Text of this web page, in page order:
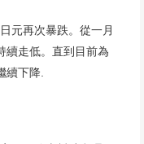
元再次暴跌。從一月
續走低。直到目前為
續下降.